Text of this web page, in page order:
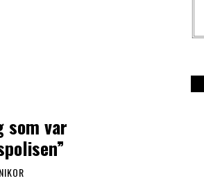
som var